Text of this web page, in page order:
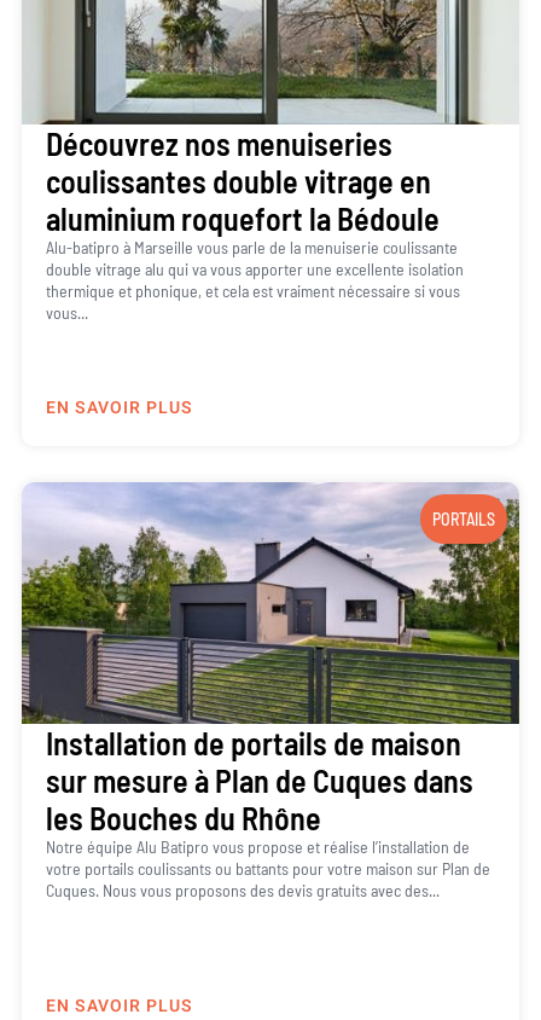
Découvrez nos menuiseries
coulissantes double vitrage en
aluminium roquefort la Bédoule
Alu-batipro à Marseille vous parle de la menuiserie coulissante
double vitrage alu qui va vous apporter une excellente isolation
thermique et phonique, et cela est vraiment nécessaire si vous
vous...
EN SAVOIR PLUS
PORTAILS
Installation de portails de maison
sur mesure à Plan de Cuques dans
les Bouches du Rhône
Notre équipe Alu Batipro vous propose et réalise l’installation de
votre portails coulissants ou battants pour votre maison sur Plan de
Cuques. Nous vous proposons des devis gratuits avec des...
EN SAVOIR PLUS